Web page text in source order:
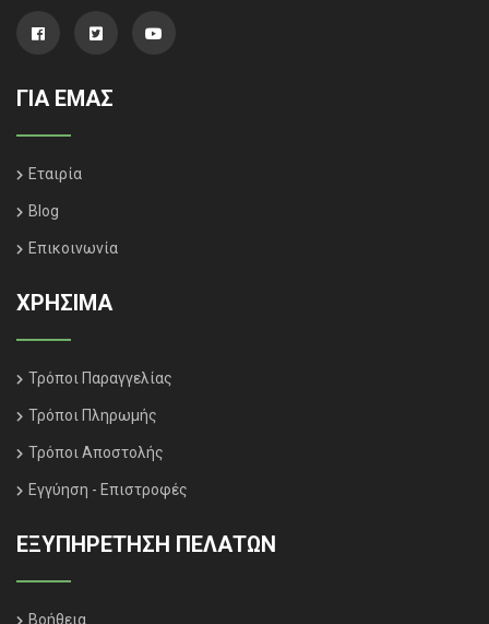
ΓΙΑ ΕΜΑΣ
Εταιρία
Blog
Επικοινωνία
ΧΡΗΣΙΜΑ
Τρόποι Παραγγελίας
Τρόποι Πληρωμής
Τρόποι Αποστολής
Εγγύηση - Επιστροφές
ΕΞΥΠΗΡΈΤΗΣΗ ΠΕΛΑΤΏΝ
Βοήθεια